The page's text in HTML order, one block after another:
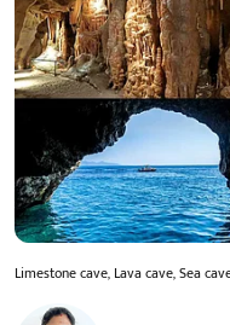
Limestone cave, Lava cave, Sea